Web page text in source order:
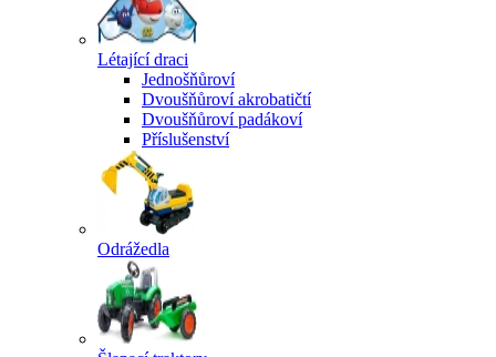
Létající draci
Jednošňůroví
Dvoušňůroví akrobatičtí
Dvoušňůroví padákoví
Příslušenství
Odrážedla